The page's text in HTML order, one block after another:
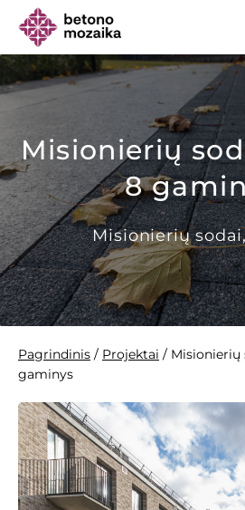
Misionierių
8
Misionierių
Pagrindinis / Projektai / Misionierių
gaminys